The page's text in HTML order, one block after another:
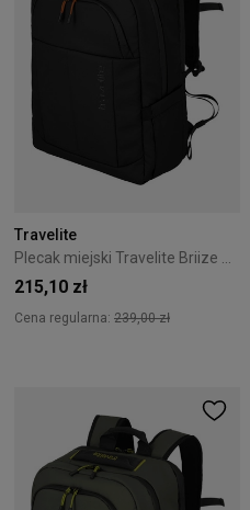
Travelite
215,10 zł
Cena regularna: 239,00 zł